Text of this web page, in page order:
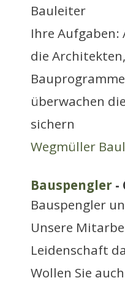
Bauleiter
Ihre
die
überwachen
sichern
Wegmüller
Bauspengler -
Bauspengler
Unsere
Leidenschaft
Wollen Sie